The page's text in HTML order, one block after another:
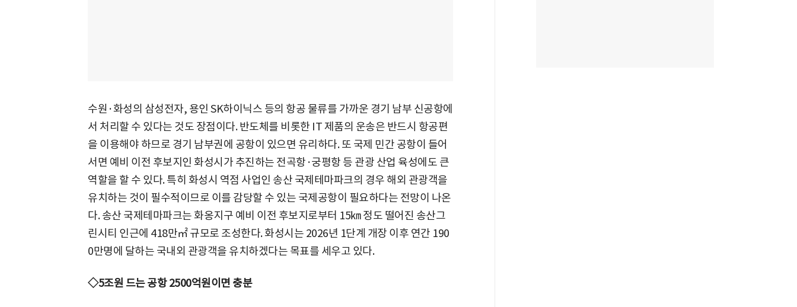
수원·화성의 삼성전자, 용인 SK하이닉스 등의 항공 물류를 가까운 경기 남부 신공항에
서 처리할 수 있다는 것도 장점이다. 반도체를 비롯한 IT 제품의 운송은 반드시 항공편
을 이용해야 하므로 경기 남부권에 공항이 있으면 유리하다. 또 국제 민간 공항이 들어
서면 예비 이전 후보지인 화성시가 추진하는 전곡항·궁평항 등 관광 산업 육성에도 큰
역할을 할 수 있다. 특히 화성시 역점 사업인 송산 국제테마파크의 경우 해외 관광객을
유치하는 것이 필수적이므로 이를 감당할 수 있는 국제공항이 필요하다는 전망이 나온
다. 송산 국제테마파크는 화옹지구 예비 이전 후보지로부터 15㎞ 정도 떨어진 송산그
린시티 인근에 418만㎡ 규모로 조성한다. 화성시는 2026년 1단계 개장 이후 연간 190
0만명에 달하는 국내외 관광객을 유치하겠다는 목표를 세우고 있다.
◇5조원 드는 공항 2500억원이면 충분